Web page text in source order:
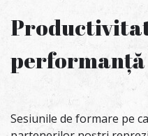
performanță
Sesiunile de formare pe